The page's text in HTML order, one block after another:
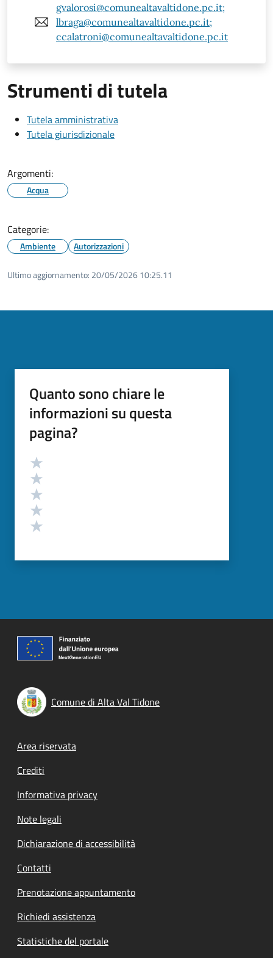
gvalorosi@comunealtavaltidone.pc.it;
lbraga@comunealtavaltidone.pc.it;
ccalatroni@comunealtavaltidone.pc.it
Strumenti di tutela
Tutela amministrativa
Tutela giurisdizionale
Argomenti:
Acqua
Categorie:
Ambiente Autorizzazioni
Ultimo aggiornamento: 20/05/2026 10:25.11
Quanto sono chiare le
informazioni su questa
pagina?
Valutazione
Comune di Alta Val Tidone
Footer menu
Area riservata
Crediti
Informativa privacy
Note legali
Dichiarazione di accessibilità
Contatti
Prenotazione appuntamento
Richiedi assistenza
Statistiche del portale